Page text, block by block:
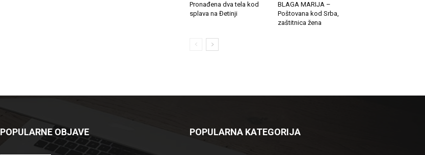
Pronađena dva tela kod
splava na Đetinji
BLAGA MARIJA –
Poštovana kod Srba,
zaštitnica žena
POPULARNE OBJAVE POPULARNA KATEGORIJA